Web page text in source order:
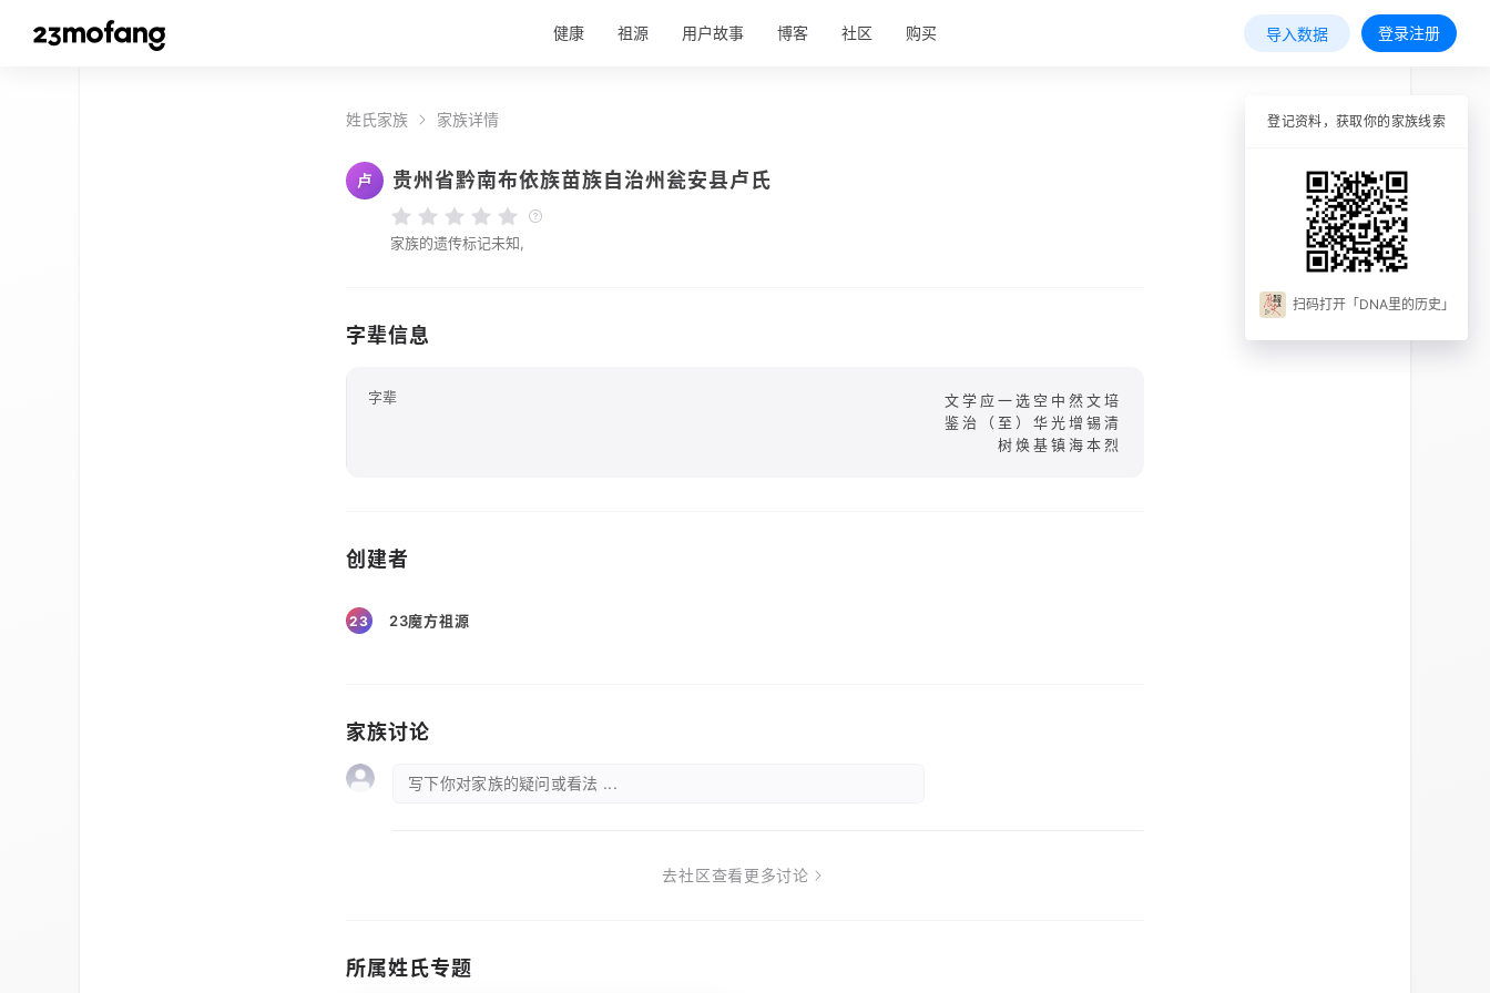
健康 祖源 用户故事 博客 社区 购买 导入数据 登录注册
姓氏家族 家族详情
卢 贵州省黔南布依族苗族自治州瓮安县卢氏
家族的遗传标记未知,
字辈信息
字辈
文学应一选空中然文培
鉴治（至）华光增锡清
树焕基镇海本烈
创建者
23 23魔方祖源
家族讨论
写下你对家族的疑问或看法 ...
去社区查看更多讨论
所属姓氏专题
登记资料，获取你的家族线索
扫码打开「DNA里的历史」